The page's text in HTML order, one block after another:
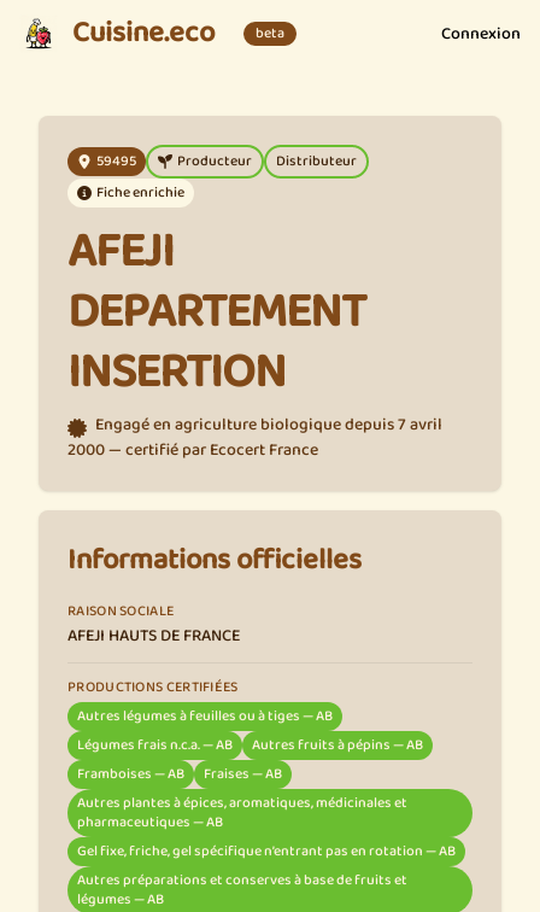
Cuisine.eco beta Connexion
59495 Producteur
Distributeur
Fiche enrichie
AFEJI
DEPARTEMENT
INSERTION
Engagé en agriculture biologique depuis 7 avril
2000 — certifié par Ecocert France
Informations officielles
RAISON SOCIALE
AFEJI HAUTS DE FRANCE
PRODUCTIONS CERTIFIÉES
Autres légumes à feuilles ou à tiges — AB
Légumes frais n.c.a. — AB
Autres fruits à pépins — AB
Framboises — AB
Fraises — AB
Autres plantes à épices, aromatiques, médicinales et
pharmaceutiques — AB
Gel fixe, friche, gel spécifique n’entrant pas en rotation — AB
Autres préparations et conserves à base de fruits et
légumes — AB